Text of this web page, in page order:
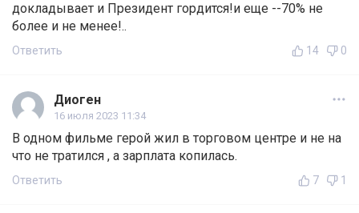
докладывает и Президент гордится!и еще --70% не
более и не менее!..
Ответить 14 0
Диоген
16 июля 2023 11:34
В одном фильме герой жил в торговом центре и не на
что не тратился , а зарплата копилась.
Ответить 7 1